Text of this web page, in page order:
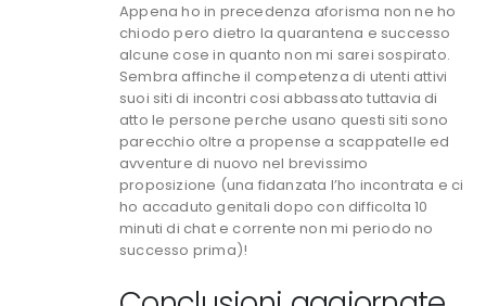
Appena ho in precedenza aforisma non ne ho
chiodo pero dietro la quarantena e successo
alcune cose in quanto non mi sarei sospirato.
Sembra affinche il competenza di utenti attivi
suoi siti di incontri cosi abbassato tuttavia di
atto le persone perche usano questi siti sono
parecchio oltre a propense a scappatelle ed
avventure di nuovo nel brevissimo
proposizione (una fidanzata l’ho incontrata e ci
ho accaduto genitali dopo con difficolta 10
minuti di chat e corrente non mi periodo no
successo prima)!